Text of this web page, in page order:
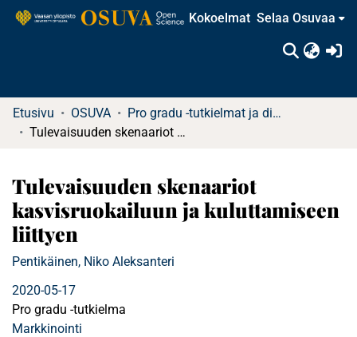
Kokoelmat Selaa Osuvaa
Etusivu OSUVA
Pro gradu -tutkielmat ja diplomityöt
Tulevaisuuden skenaariot kasvisruokailuun ja kuluttamiseen liittyen
Tulevaisuuden skenaariot
kasvisruokailuun ja kuluttamiseen
liittyen
Pentikäinen, Niko Aleksanteri
2020-05-17
Pro gradu -tutkielma
Markkinointi